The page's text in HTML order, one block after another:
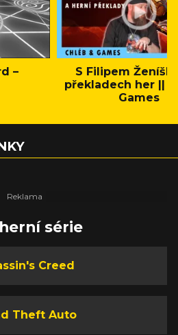
–
S Filipem
překladech her ||
Games
série
Creed
Theft Auto